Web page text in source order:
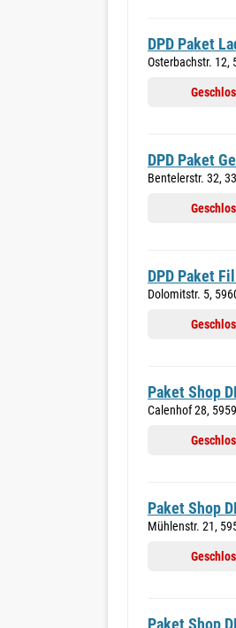
DPD Paket
Osterbachstr. 12,
DPD Paket
Bentelerstr. 32,
DPD Paket
Dolomitstr. 5,
Paket Shop
Calenhof 28,
Paket Shop
Mühlenstr. 21,
Paket Shop